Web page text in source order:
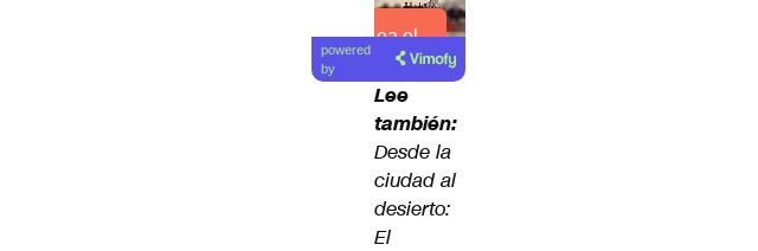
Lea el
artículo
powered
by
Lee
también:
Desde la
ciudad al
desierto:
El